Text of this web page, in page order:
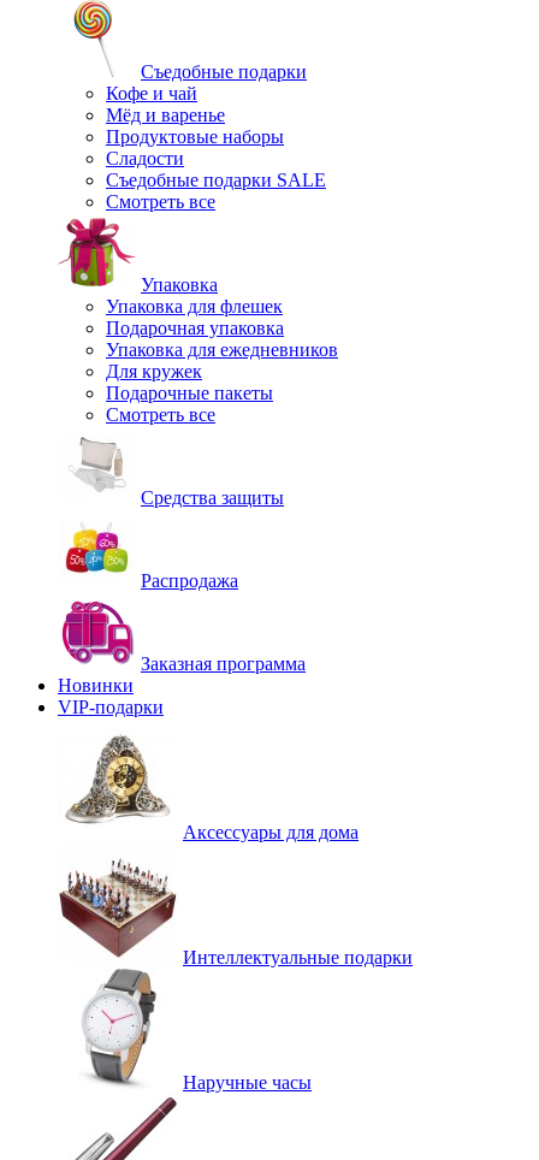
Съедобные подарки
Кофе и чай
Мёд и варенье
Продуктовые наборы
Сладости
Съедобные подарки SALE
Смотреть все
Упаковка
Упаковка для флешек
Подарочная упаковка
Упаковка для ежедневников
Для кружек
Подарочные пакеты
Смотреть все
Средства защиты
Распродажа
Заказная программа
Новинки
VIP-подарки
Аксессуары для дома
Интеллектуальные подарки
Наручные часы